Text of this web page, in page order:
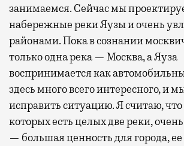
занимаемся. Сейчас мы
набережные реки Яузы и очень
районами. Пока в сознании
только одна река — Москва, а Яуза
воспринимается как
здесь много всего интересного, и
исправить ситуацию. Я считаю, что
которых есть целых две реки,
— большая ценность для города,